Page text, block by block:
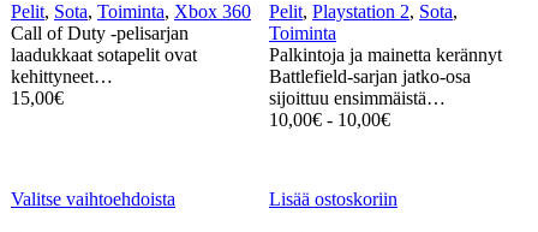
Pelit, Sota, Toiminta, Xbox 360
Call of Duty -pelisarjan
laadukkaat sotapelit ovat
kehittyneet…
15,00€
Pelit, Playstation 2, Sota,
Toiminta
Palkintoja ja mainetta kerännyt
Battlefield-sarjan jatko-osa
sijoittuu ensimmäistä…
10,00€ - 10,00€
Valitse vaihtoehdoista Lisää ostoskoriin